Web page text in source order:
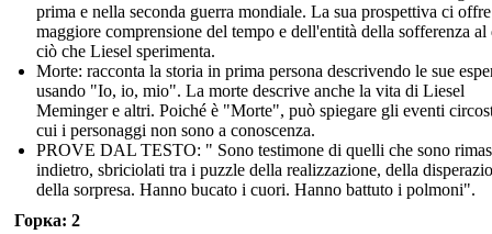
prima e nella seconda guerra mondiale. La sua prospettiva ci
maggiore comprensione del tempo e dell'entità della sofferenza
ciò che Liesel sperimenta.
Morte: racconta la storia in prima persona descrivendo le sue
usando "Io, io, mio". La morte descrive anche la vita di Liesel
Meminger e altri. Poiché è "Morte", può spiegare gli eventi
cui i personaggi non sono a conoscenza.
PROVE DAL TESTO: " Sono testimone di quelli che sono
indietro, sbriciolati tra i puzzle della realizzazione, della
della sorpresa. Hanno bucato i cuori. Hanno battuto i polmoni".
Горка: 2